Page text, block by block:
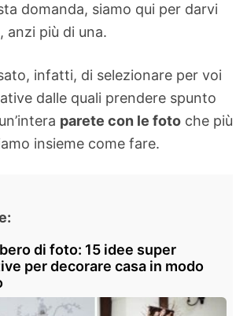
domanda, siamo qui per darvi
anzi più di una.
infatti, di selezionare per voi
dalle quali prendere spunto
parete con le foto che più
insieme come fare.
di foto: 15 idee super
per decorare casa in modo